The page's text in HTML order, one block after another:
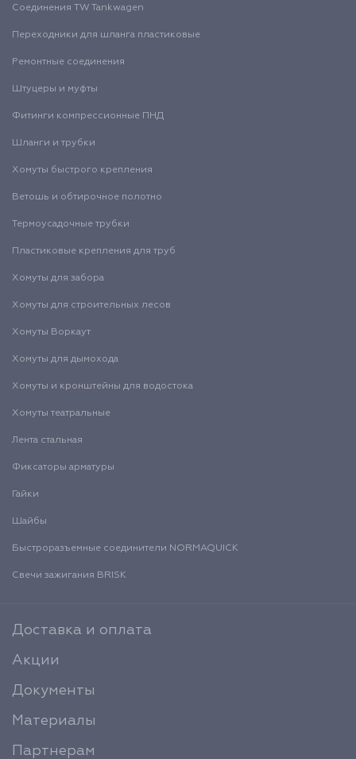
Соединения TW Tankwagen
Переходники для шланга пластиковые
Ремонтные соединения
Штуцеры и муфты
Фитинги компрессионные ПНД
Шланги и трубки
Хомуты быстрого крепления
Ветошь и обтирочное полотно
Термоусадочные трубки
Пластиковые крепления для труб
Хомуты для забора
Хомуты для строительных лесов
Хомуты Воркаут
Хомуты для дымохода
Хомуты и кронштейны для водостока
Хомуты театральные
Лента стальная
Фиксаторы арматуры
Гайки
Шайбы
Быстроразъемные соединители NORMAQUICK
Свечи зажигания BRISK
Доставка и оплата
Акции
Документы
Материалы
Партнерам